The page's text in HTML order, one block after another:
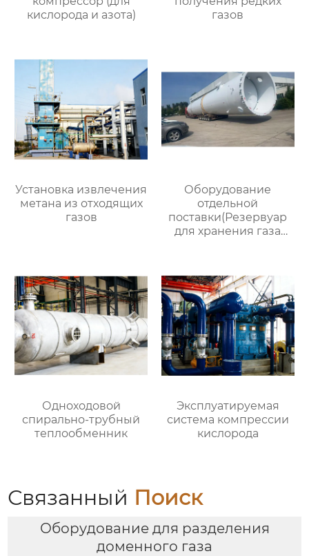
кислорода и азота)
газов
Установка извлечения
метана из отходящих
газов
Оборудование
отдельной
поставки(Резервуар
для хранения газа
Одноходовой
спирально-трубный
теплообменник
Эксплуатируемая
система компрессии
кислорода
Связанный Поиск
Оборудование для разделения
доменного газа